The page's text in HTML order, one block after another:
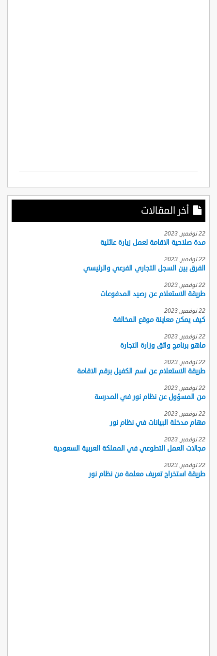
أخر المقالات
22 نوفمبر, 2023
مدة صلاحية الاقامة لعمل زيارة عائلية
22 نوفمبر, 2023
الفرق بين السجل التجاري الفرعي والرئيسي
22 نوفمبر, 2023
طريقة الاستعلام عن رصيد المدفوعات
22 نوفمبر, 2023
كيف يمكن معاينة موقع المخالفة
22 نوفمبر, 2023
ماهو برنامج واثق وزارة التجارة
22 نوفمبر, 2023
طريقة الاستعلام عن اسم الكفيل برقم الاقامة
22 نوفمبر, 2023
من المسؤول عن نظام نور في المدرسة
22 نوفمبر, 2023
مهام مدخلة البيانات في نظام نور
22 نوفمبر, 2023
مجالات العمل التطوعي في المملكة العربية السعودية
22 نوفمبر, 2023
طريقة استخراج تعريف معلمة من نظام نور